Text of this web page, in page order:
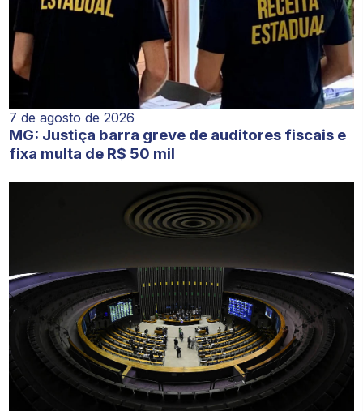
7 de agosto de 2026
MG: Justiça barra greve de auditores fiscais e
fixa multa de R$ 50 mil